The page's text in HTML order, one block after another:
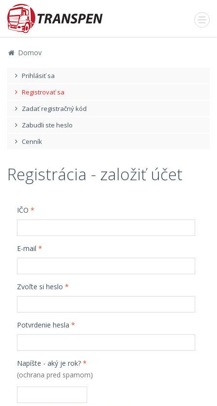
Domov
Prihlásiť sa
Registrovať sa
Zadať registračný kód
Zabudli ste heslo
Cenník
Registrácia - založiť účet
IČO *
E-mail *
Zvoľte si heslo *
Potvrdenie hesla *
Napíšte - aký je rok? *
(ochrana pred spamom)